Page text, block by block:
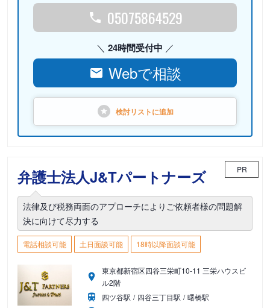
05075864529
24時間受付中
Webで相談
検討リストに追加
弁護士法人J&Tパートナーズ PR
法律及び税務両面のアプローチによりご依頼者様の問題解
決に向けて尽力する
電話相談可能 土日面談可能 18時以降面談可能
東京都新宿区四谷三栄町10-11 三栄ハウスビ
ル2階
四ツ谷駅
四谷三丁目駅
曙橋駅